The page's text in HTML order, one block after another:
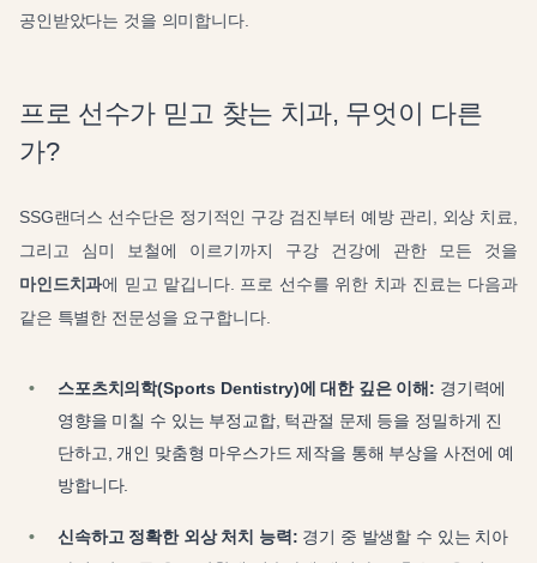
공인받았다는 것을 의미합니다.
프로 선수가 믿고 찾는 치과, 무엇이 다른
가?
SSG랜더스 선수단은 정기적인 구강 검진부터 예방 관리, 외상 치료,
그리고 심미 보철에 이르기까지 구강 건강에 관한 모든 것을
마인드치과에 믿고 맡깁니다. 프로 선수를 위한 치과 진료는 다음과
같은 특별한 전문성을 요구합니다.
스포츠치의학(Sports Dentistry)에 대한 깊은 이해: 경기력에
영향을 미칠 수 있는 부정교합, 턱관절 문제 등을 정밀하게 진
단하고, 개인 맞춤형 마우스가드 제작을 통해 부상을 사전에 예
방합니다.
신속하고 정확한 외상 처치 능력: 경기 중 발생할 수 있는 치아